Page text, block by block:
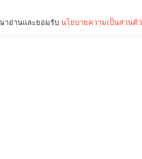
าอ่านและยอมรับ นโยบายความเป็นส่วนตัว